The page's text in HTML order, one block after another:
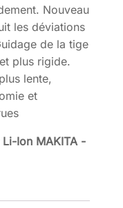
Nouveau
les déviations
de la tige
plus rigide.
lente,
et
Ion MAKITA -